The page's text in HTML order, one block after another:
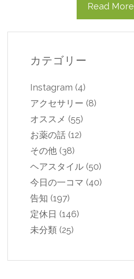
Read More
カテゴリー
Instagram (4)
アクセサリー (8)
オススメ (55)
お薬の話 (12)
その他 (38)
ヘアスタイル (50)
今日の一コマ (40)
告知 (197)
定休日 (146)
未分類 (25)